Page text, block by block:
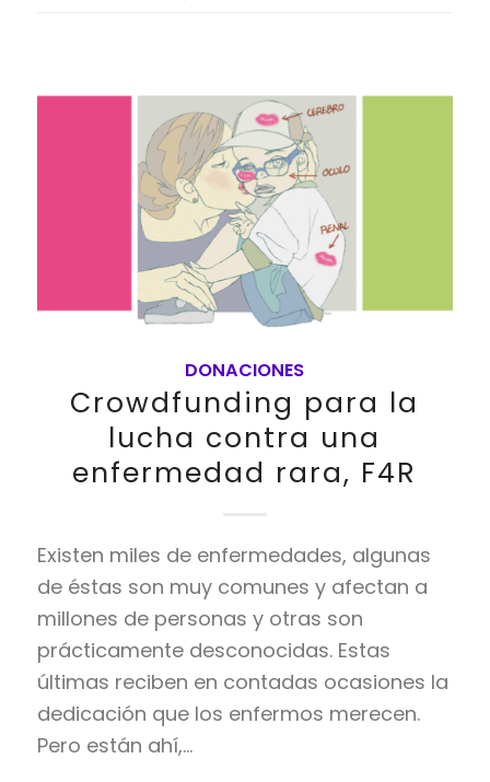
DONACIONES
Crowdfunding para la
lucha contra una
enfermedad rara, F4R
Existen miles de enfermedades, algunas
de éstas son muy comunes y afectan a
millones de personas y otras son
prácticamente desconocidas. Estas
últimas reciben en contadas ocasiones la
dedicación que los enfermos merecen.
Pero están ahí,…